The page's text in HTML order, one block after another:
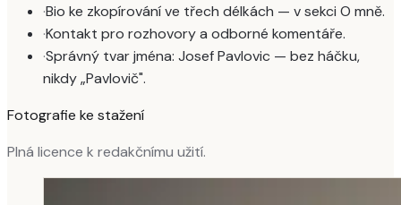
·Bio ke zkopírování ve třech délkách — v sekci O mně.
·Kontakt pro rozhovory a odborné komentáře.
·Správný tvar jména: Josef Pavlovic — bez háčku,
nikdy „Pavlovič".
Fotografie ke stažení
Plná licence k redakčnímu užití.